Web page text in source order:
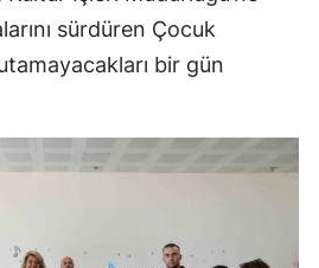
sürdüren Çocuk
bir gün